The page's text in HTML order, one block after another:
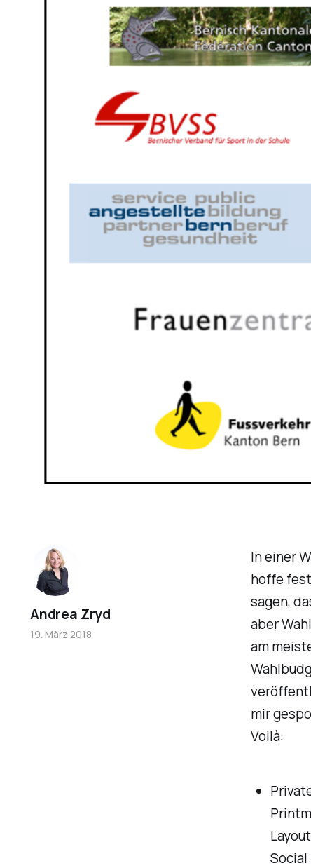
In einer
hoffe
sagen,
aber
am
mir
Voilà:
Andrea Zryd
19. März 2018